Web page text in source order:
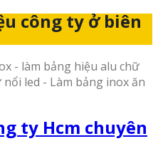
công ty ở biên
ty Hcm chuyên